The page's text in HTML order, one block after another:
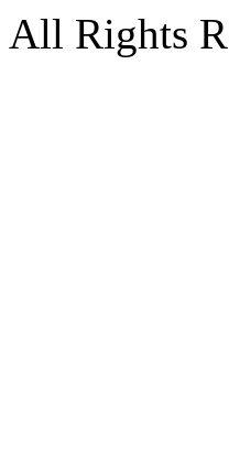
All Rights